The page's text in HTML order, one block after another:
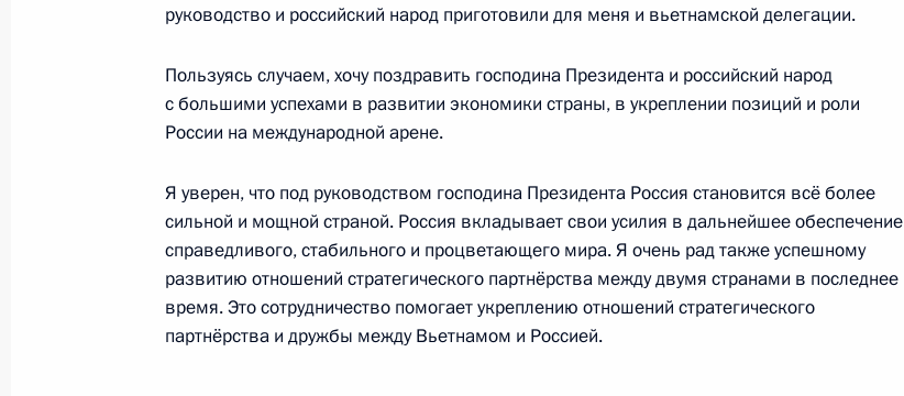
Рабочая встреча с Министром юстиции Александром
Коноваловым
1
Рабочая встреча с губернатором Нижегородской области
Валерием Шанцевым
30 октября 2008 года, 15:30 Московская область, Горки
1
руководство и российский народ приготовили для меня и вьетнамской делегации.
Пользуясь случаем, хочу поздравить господина Президента и российский народ
с большими успехами в развитии экономики страны, в укреплении позиций и роли
России на международной арене.
Я уверен, что под руководством господина Президента Россия становится всё более
сильной и мощной страной. Россия вкладывает свои усилия в дальнейшее обеспечение
справедливого, стабильного и процветающего мира. Я очень рад также успешному
развитию отношений стратегического партнёрства между двумя странами в последнее
время. Это сотрудничество помогает укреплению отношений стратегического
партнёрства и дружбы между Вьетнамом и Россией.